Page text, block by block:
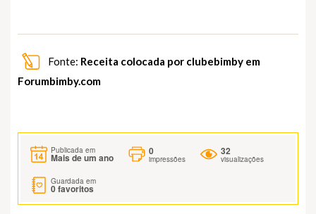
Fonte: Receita colocada por clubebimby em
Forumbimby.com
Publicada em
Mais de um ano
0
impressões
32
visualizações
Guardada em
0favoritos